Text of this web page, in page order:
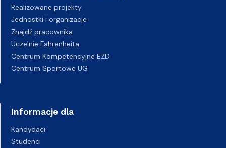
Realizowane projekty
Jednostki i organizacje
Znajdź pracownika
Uczelnie Fahrenheita
Centrum Kompetencyjne EZD
Centrum Sportowe UG
Informacje dla
Kandydaci
Studenci